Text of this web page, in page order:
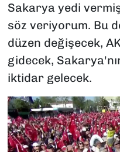
Sakarya yedi
söz veriyorum. Bu
düzen değişecek,
gidecek,
iktidar gelecek.